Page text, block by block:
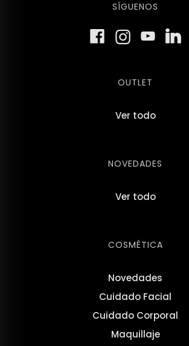
SÍGUENOS
OUTLET
Ver todo
NOVEDADES
Ver todo
COSMÉTICA
Novedades
Cuidado Facial
Cuidado Corporal
Maquillaje